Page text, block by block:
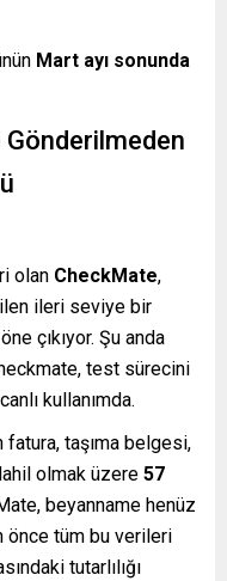
Mart ayı sonunda
olan CheckMate,
ileri seviye bir
çıkıyor. Şu anda
test sürecini
kullanımda.
fatura, taşıma belgesi,
olmak üzere 57
beyanname henüz
önce tüm bu verileri
tutarlılığı